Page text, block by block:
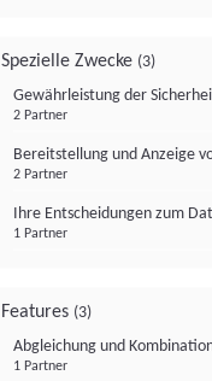
Spezielle Zwecke (3)
Gewährleistung der
2 Partner
Bereitstellung und Anzeige
2 Partner
Ihre Entscheidungen zum
1 Partner
Features (3)
Abgleichung und
1 Partner